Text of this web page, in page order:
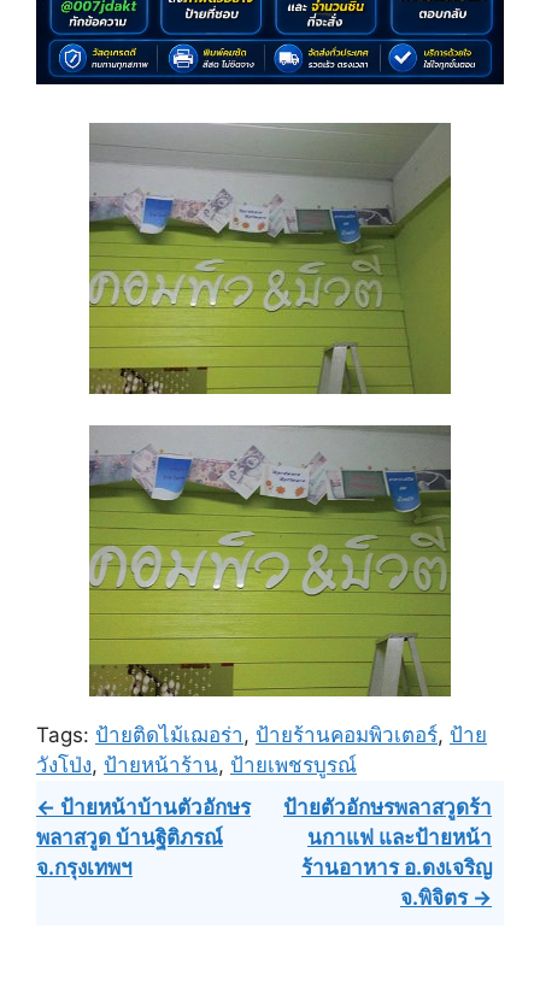
Tags: ป้ายติดไม้เฌอร่า, ป้ายร้านคอมพิวเตอร์, ป้าย
วังโป่ง, ป้ายหน้าร้าน, ป้ายเพชรบูรณ์
Post
navigation
← ป้ายหน้าบ้านตัวอักษร
พลาสวูด บ้านฐิติภรณ์
จ.กรุงเทพฯ
ป้ายตัวอักษรพลาสวูดร้า
นกาแฟ และป้ายหน้า
ร้านอาหาร อ.ดงเจริญ
จ.พิจิตร →